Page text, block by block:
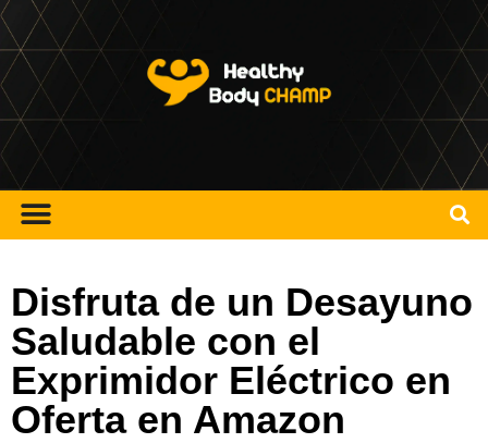
Disfruta de un Desayuno
Saludable con el
Exprimidor Eléctrico en
Oferta en Amazon